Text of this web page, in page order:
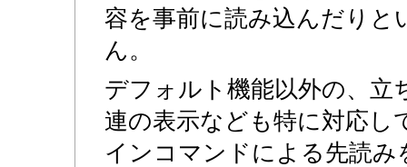
容を事前に読み込んだりと
ん。
デフォルト機能以外の、立
連の表示なども特に対応し
インコマンドによる先読み